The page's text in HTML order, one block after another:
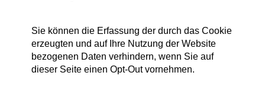
Sie können die Erfassung der durch das Cookie
erzeugten und auf Ihre Nutzung der Website
bezogenen Daten verhindern, wenn Sie auf
dieser Seite einen Opt-Out vornehmen.